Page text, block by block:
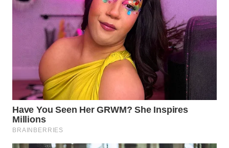
ALPERKLINAS
FORJASIDA
TAMBANG
NEWS
SITUNGIR
NEWS
SIDIKALANG